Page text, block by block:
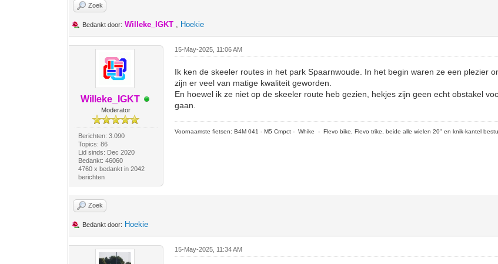
Zoek
Bedankt door: Willeke_IGKT , Hoekie
Willeke_IGKT
Moderator
Berichten: 3.090
Topics: 86
Lid sinds: Dec 2020
Bedankt: 46060
4760 x bedankt in 2042
berichten
15-May-2025, 11:06 AM
Ik ken de skeeler routes in het park Spaarnwoude. In het begin waren ze een plezier
zijn er veel van matige kwaliteit geworden.
En hoewel ik ze niet op de skeeler route heb gezien, hekjes zijn geen echt obstakel
gaan.
Voornaamste fietsen: B4M 041 - M5 Cmpct - Whike - Flevo bike, Flevo trike, beide alle wielen 20" en knik-kantel
Zoek
Bedankt door: Hoekie
15-May-2025, 11:34 AM